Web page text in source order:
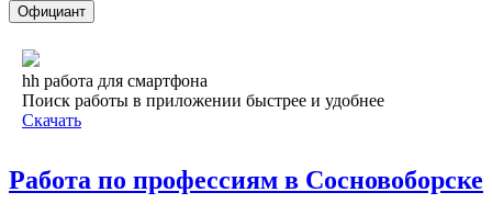
Официант
hh работа для смартфона
Поиск работы в приложении быстрее и удобнее
Скачать
Работа по профессиям в Сосновоборске